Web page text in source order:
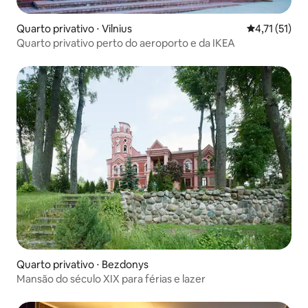
Quarto privativo ⋅ Vilnius 4,71 de uma
4,71 (51)
Quarto privativo perto do aeroporto e da IKEA
Quarto privativo ⋅ Bezdonys
Mansão do século XIX para férias e lazer